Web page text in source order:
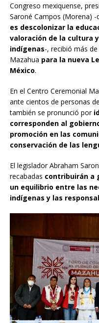
Congreso mexiquense,
Saroné Campos (Morena)
es descolonizar la
valoración de la cultura
indígenas-, recibió más
Mazahua para la nueva
México.
En el Centro Ceremonial
ante cientos de personas
también se pronunció por
corresponden al
promoción en las
conservación de las
El legislador Abraham
recabadas contribuirán a
un equilibrio entre las
indígenas y las